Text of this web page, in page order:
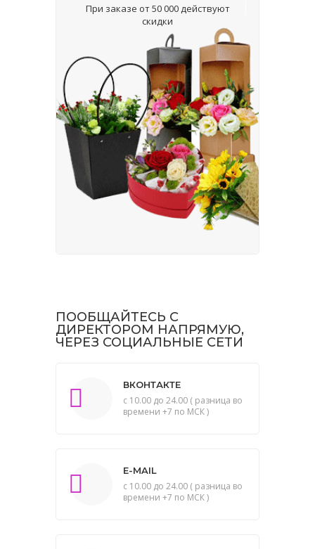
При заказе от 50 000 действуют
скидки
ПООБЩАЙТЕСЬ С
ДИРЕКТОРОМ НАПРЯМУЮ,
ЧЕРЕЗ СОЦИАЛЬНЫЕ СЕТИ
ВКОНТАКТЕ
с 10.00 до 24.00 ( разница во
времени +7 по МСК )
E-MAIL
с 10.00 до 24.00 ( разница во
времени +7 по МСК )